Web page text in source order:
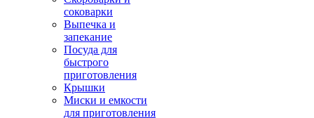
соковарки
Выпечка и
запекание
Посуда для
быстрого
приготовления
Крышки
Миски и емкости
для приготовления